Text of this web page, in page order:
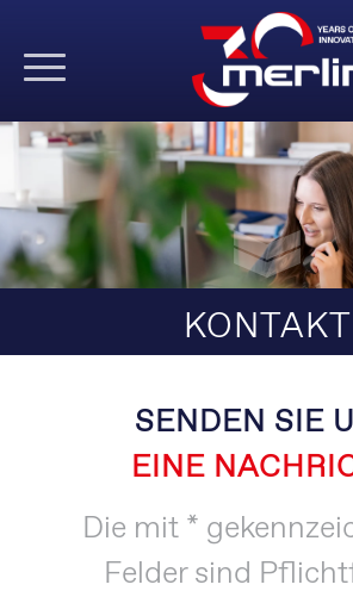
KONTAKT
SENDEN SIE
EINE
Die mit *
Felder sind